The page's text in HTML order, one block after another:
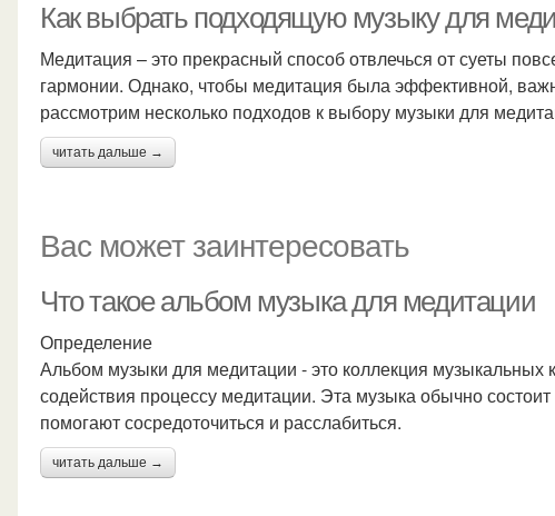
Как выбрать подходящую музыку для
Медитация – это прекрасный способ отвлечься от суеты
гармонии. Однако, чтобы медитация была эффективной,
рассмотрим несколько подходов к выбору музыки для
читать дальше →
Вас может заинтересовать
Что такое альбом музыка для медитации
Определение
Альбом музыки для медитации - это коллекция
содействия процессу медитации. Эта музыка обычно
помогают сосредоточиться и расслабиться.
читать дальше →